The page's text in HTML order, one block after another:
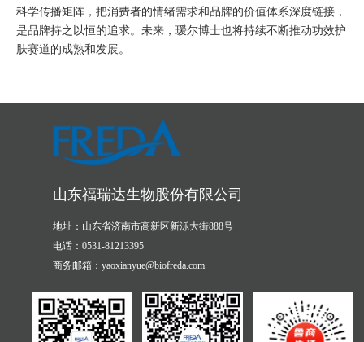
科学传播矩阵，把消费者的情绪需求和品牌的价值体系深度链接，
是品牌持之以恒的追求。未来，瑷尔博士也将持续不断推动功效护
肤赛道的成熟和发展。
山东福瑞达生物股份有限公司
地址：山东省济南市高新区新泺大街888号
电话：0531-81213395
商务邮箱：yaoxianyue@biofreda.com